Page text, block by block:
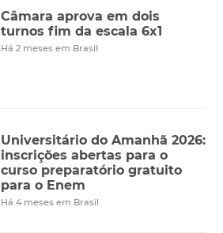
Câmara aprova em dois
turnos fim da escala 6x1
Há 2 meses em Brasil
Universitário do Amanhã 2026:
inscrições abertas para o
curso preparatório gratuito
para o Enem
Há 4 meses em Brasil